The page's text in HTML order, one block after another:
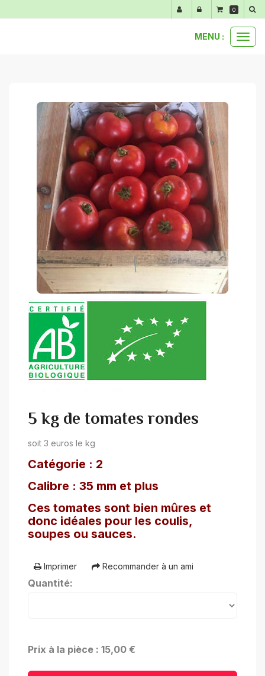
MENU :
5 kg de tomates rondes
soit 3 euros le kg
Catégorie : 2
Calibre : 35 mm et plus
Ces tomates sont bien mûres et
donc idéales pour les coulis,
soupes ou sauces.
Imprimer Recommander à un ami
Quantité:
Prix à la pièce : 15,00 €
0